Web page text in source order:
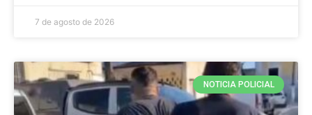
7 de agosto de 2026
NOTICIA POLICIAL